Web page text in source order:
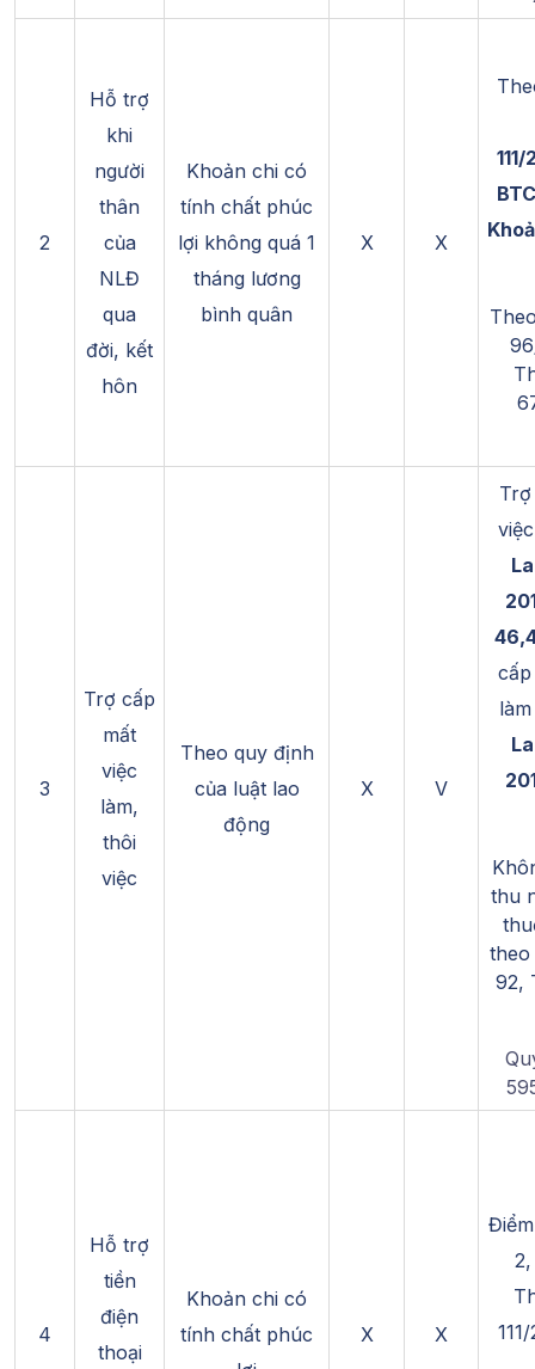
2
Hỗ trợ
khi
người
thân
của
NLĐ
qua
đời, kết
hôn
Khoản chi có
tính chất phúc
lợi không quá 1
tháng lương
bình quân
X X
3
Trợ cấp
mất
việc
làm,
thôi
việc
Theo quy định
của luật lao
động
X V
thu
92,
4
Hỗ trợ
tiền
điện
thoại
Khoản chi có
tính chất phúc
X X